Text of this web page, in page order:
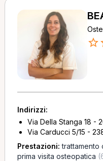
Indirizzi:
Via Della Stanga 18 -
Via Carducci 5/15 -
Prestazioni:trattamento
prima visita osteopatica